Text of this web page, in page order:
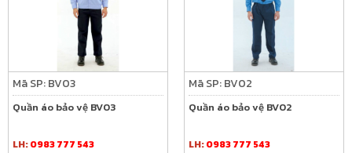
Mã SP: BV03
Quần áo bảo vệ BV03
LH:0983 777 543
Mã SP: BV02
Quần áo bảo vệ BV02
LH:0983 777 543